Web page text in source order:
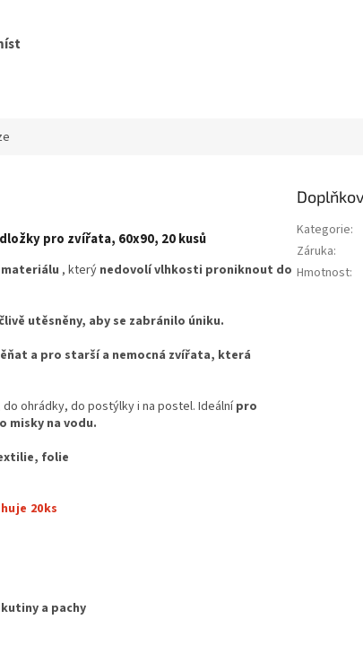
pro zvířata, 60x90, 20 kusů
materiálu , který nedovolí vlhkosti proniknout do
utěsněny, aby se zabránilo úniku.
a pro starší a nemocná zvířata, která
ohrádky, do postýlky i na postel. Ideálnípro
misky na vodu.
folie
20ks
a pachy
Kategorie:
Záruka:
Hmotnost: